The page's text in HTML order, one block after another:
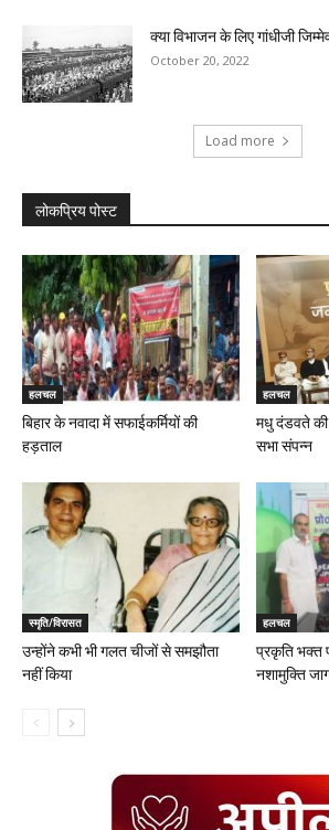
क्या विभाजन के लिए गांधीजी
October 20, 2022
Load more
लोकप्रिय पोस्ट
हलचल
बिहार के नवादा में सफाईकर्मियों की
हड़ताल
हलचल
मधु दंडवते
सभा संपन्न
स्मृति/विरासत
उन्होंने कभी भी गलत चीजों से समझौता
नहीं किया
हलचल
प्रकृति भक्त
नशामुक्ति